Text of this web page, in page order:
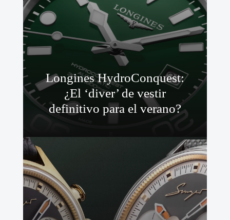
Longines HydroConquest:
¿El ‘diver’ de vestir
definitivo para el verano?